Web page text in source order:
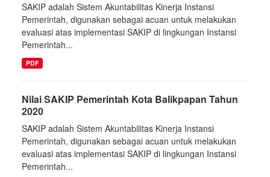
SAKIP adalah Sistem Akuntabilitas Kinerja Instansi
Pemerintah, digunakan sebagai acuan untuk melakukan
evaluasi atas implementasi SAKIP di lingkungan Instansi
Pemerintah...
PDF
Nilai SAKIP Pemerintah Kota Balikpapan Tahun
2020
SAKIP adalah Sistem Akuntabilitas Kinerja Instansi
Pemerintah, digunakan sebagai acuan untuk melakukan
evaluasi atas implementasi SAKIP di lingkungan Instansi
Pemerintah...